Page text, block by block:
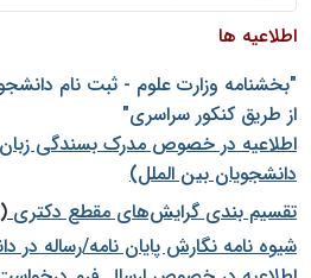
اطلاعیه ها
"بخشنامه وزارت علوم - ثبت نام
از طريق كنكور سراسری"
اطلاعیه در خصوص مدرک بسندگی
دانشجویان بین الملل)
تقسیم بندی گرایش‌های مقطع دکتری(31 فروردین 1404)
شيوه نامه نگارش پايان نامه/رساله در